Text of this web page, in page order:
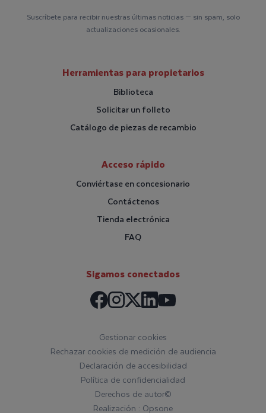
Suscríbete para recibir nuestras últimas noticias — sin spam, solo
actualizaciones ocasionales.
Herramientas para propietarios
Biblioteca
Solicitar un folleto
Catálogo de piezas de recambio
Acceso rápido
Conviértase en concesionario
Contáctenos
Tienda electrónica
FAQ
Sigamos conectados
Facebook
Instagram
X / Twitter
LinkedInYoutube
Gestionar cookies
Rechazar cookies de medición de audiencia
Declaración de accesibilidad
Política de confidencialidad
Derechos de autor©
Realización : Opsone